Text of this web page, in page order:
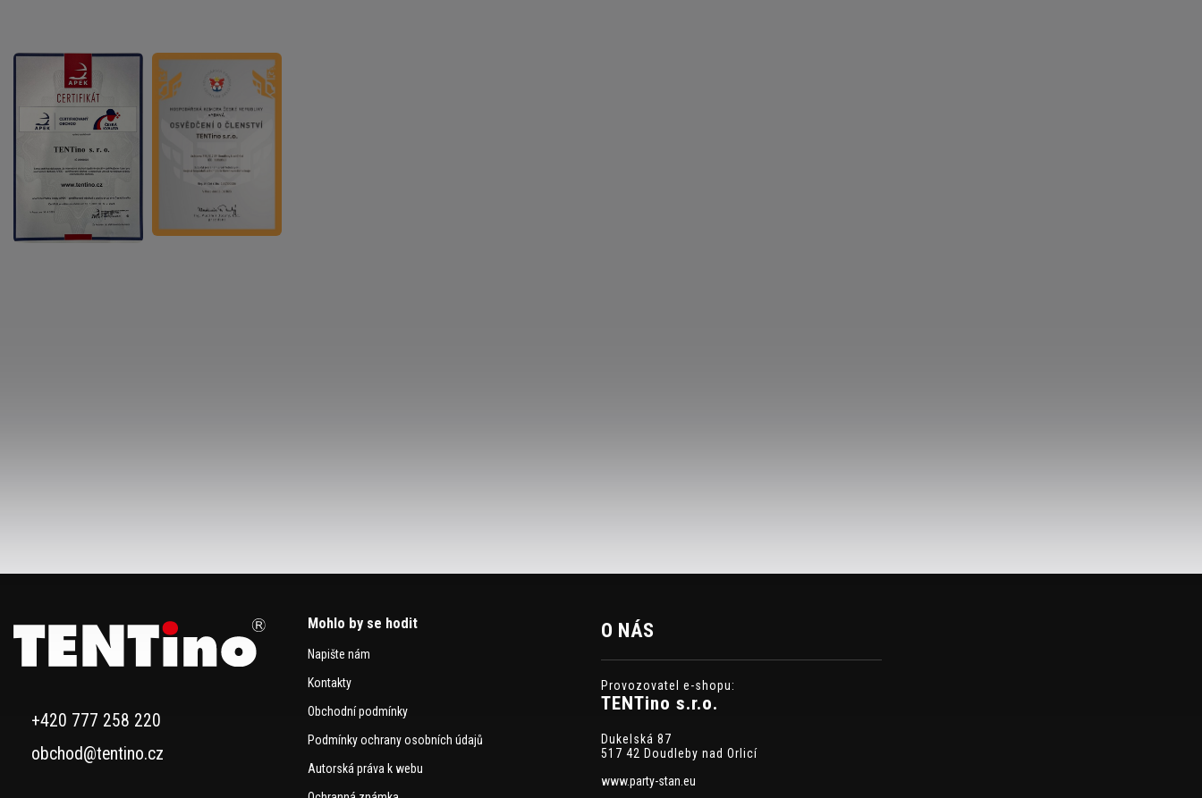
+420 777 258 220
obchod@tentino.cz
Mohlo by se hodit
Napište nám
Kontakty
Obchodní podmínky
Podmínky ochrany osobních údajů
Autorská práva k webu
O NÁS
Provozovatel e-shopu:
TENTino s.r.o.
Dukelská 87
517 42 Doudleby nad Orlicí
www.party-stan.eu